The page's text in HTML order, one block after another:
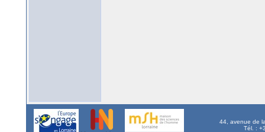
44, avenue de
Tél. :